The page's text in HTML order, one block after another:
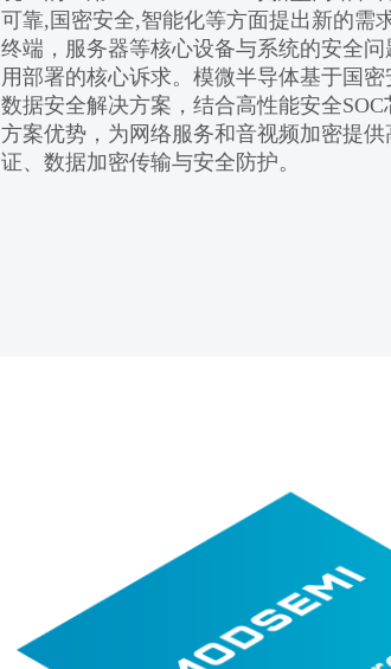
可靠,国密安全,智能化等方面提出新的需
终端，服务器等核心设备与系统的安全
用部署的核心诉求。模微半导体基于国
数据安全解决方案，结合高性能安全
方案优势，为网络服务和音视频加密提供
证、数据加密传输与安全防护。